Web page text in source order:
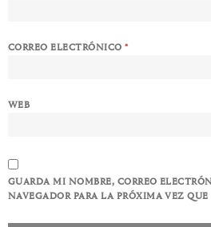
CORREO ELECTRÓNICO*
WEB
GUARDA MI NOMBRE, CORREO
NAVEGADOR PARA LA PRÓXIMA VEZ